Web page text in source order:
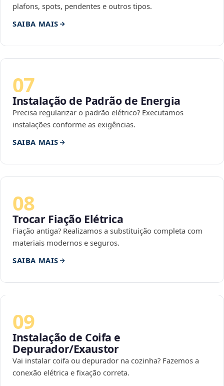
plafons, spots, pendentes e outros tipos.
SAIBA MAIS
07
Instalação de Padrão de Energia
Precisa regularizar o padrão elétrico? Executamos
instalações conforme as exigências.
SAIBA MAIS
08
Trocar Fiação Elétrica
Fiação antiga? Realizamos a substituição completa com
materiais modernos e seguros.
SAIBA MAIS
09
Instalação de Coifa e
Depurador/Exaustor
Vai instalar coifa ou depurador na cozinha? Fazemos a
conexão elétrica e fixação correta.